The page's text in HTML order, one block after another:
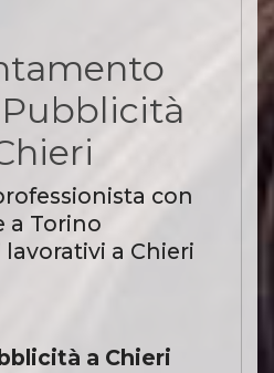
con
a Torino
a Chieri
a Chieri